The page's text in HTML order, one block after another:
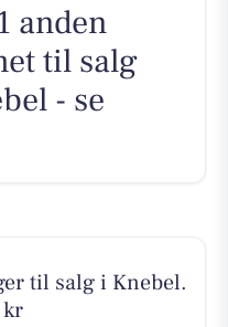
anden
til salg
- se
til salg i Knebel.